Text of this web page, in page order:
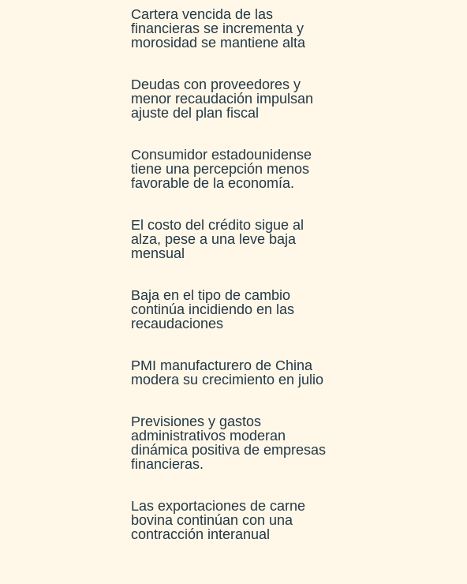
Cartera vencida de las
financieras se incrementa y
morosidad se mantiene alta​
Deudas con proveedores y
menor recaudación impulsan
ajuste del plan fiscal​
Consumidor estadounidense
tiene una percepción menos
favorable de la economía​.
El costo del crédito sigue al
alza, pese a una leve baja
mensual​
Baja en el tipo de cambio
continúa incidiendo en las
recaudaciones​
PMI manufacturero de China
modera su crecimiento en julio​
Previsiones y gastos
administrativos moderan
dinámica positiva de empresas
financieras​.
Las exportaciones de carne
bovina continúan con una
contracción interanual